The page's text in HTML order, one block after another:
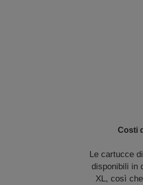
Costi
Le cartucce
disponibili in
XL, così